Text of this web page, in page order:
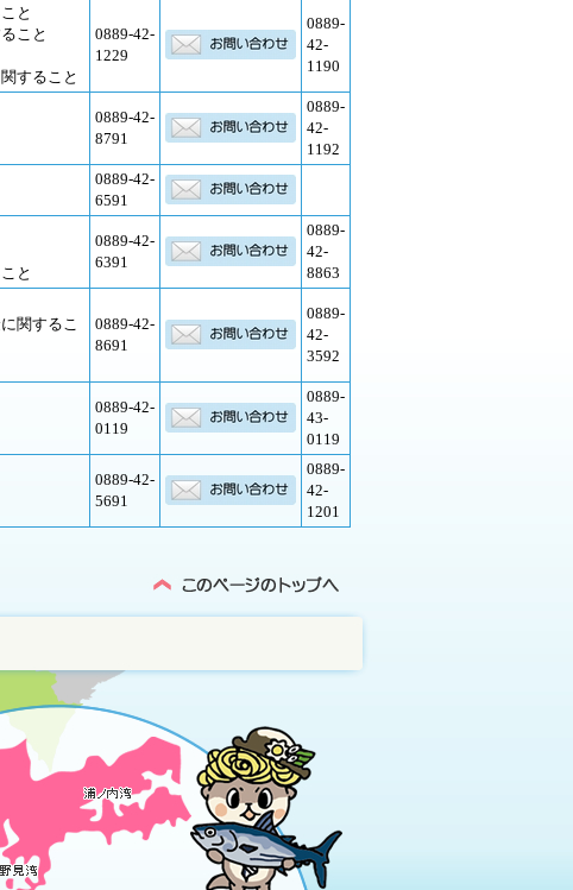
と
こと
すること
0889-42-
1229
0889-
42-
1190
0889-42-
8791
0889-
42-
1192
0889-42-
6591
と
0889-42-
6391
0889-
42-
8863
関するこ
0889-42-
8691
0889-
42-
3592
0889-42-
0119
0889-
43-
0119
0889-42-
5691
0889-
42-
1201